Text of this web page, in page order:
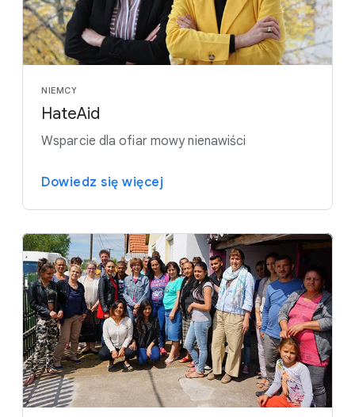
NIEMCY
HateAid
Wsparcie dla ofiar mowy nienawiści
Dowiedz się więcej